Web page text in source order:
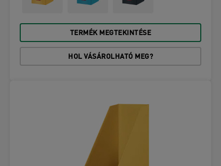
TERMÉK MEGTEKINTÉSE
HOL VÁSÁROLHATÓ MEG?